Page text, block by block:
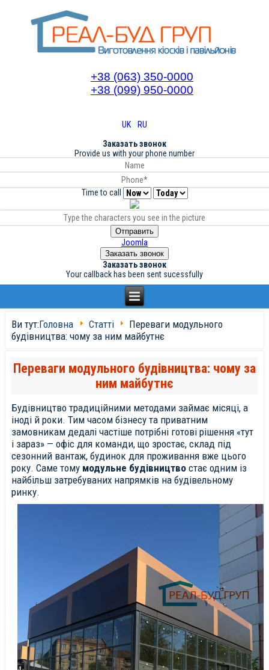
+38 (063) 350-0000
+38 (099) 950-0000
UK
RU
Заказать звонок
Provide us with your phone number
Time to call
Отправить
Joomla
Заказать звонок
Заказать звонок
Your callback has been sent sucessfully
Ви тут:Головна Статті
Переваги модульного
будівництва: чому за ним майбутнє
Переваги модульного будівництва: чому за
ним майбутнє
Будівництво традиційними методами займає місяці, а
іноді й роки. Тим часом бізнесу та приватним
замовникам дедалі частіше потрібні готові рішення «тут
і зараз» — офіс для команди, що зростає, склад під
сезонний вантаж, будинок для проживання вже цього
року. Саме тому модульне будівництво стає одним із
найбільш затребуваних напрямків на будівельному
ринку.